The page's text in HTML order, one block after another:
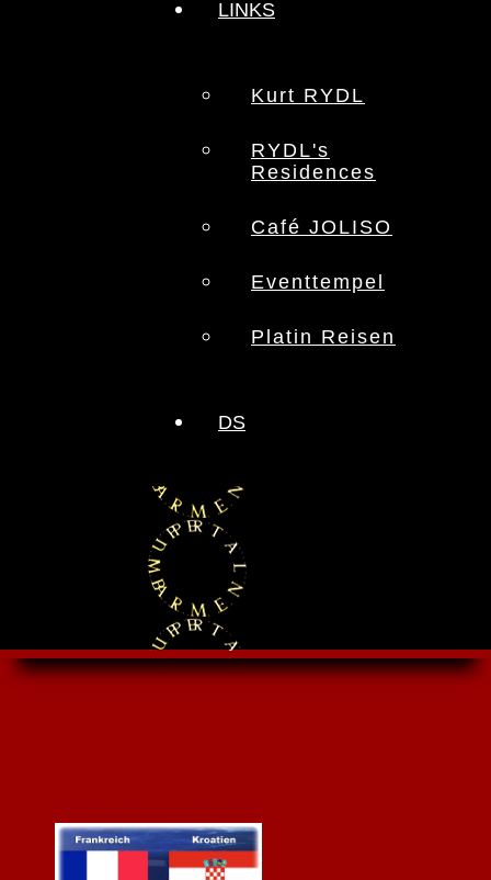
LINKS
Kurt RYDL
RYDL's
Residences
Café JOLISO
Eventtempel
Platin Reisen
DS